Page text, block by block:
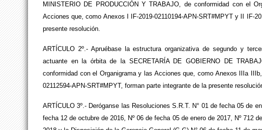
MINISTERIO DE PRODUCCIÓN Y TRABAJO, de conformidad con el
Acciones que, como Anexos I IF-2019-02110194-APN-SRT#MPYT y II IF-
presente resolución.
ARTÍCULO 2º.- Apruébase la estructura organizativa de segundo y
actuante en la órbita de la SECRETARÍA DE GOBIERNO DE
conformidad con el Organigrama y las Acciones que, como Anexos IIIa
02112594-APN-SRT#MPYT, forman parte integrante de la presente
ARTÍCULO 3º.- Deróganse las Resoluciones S.R.T. N° 01 de fecha 05 de
fecha 12 de octubre de 2016, Nº 06 de fecha 05 de enero de 2017, Nº 712